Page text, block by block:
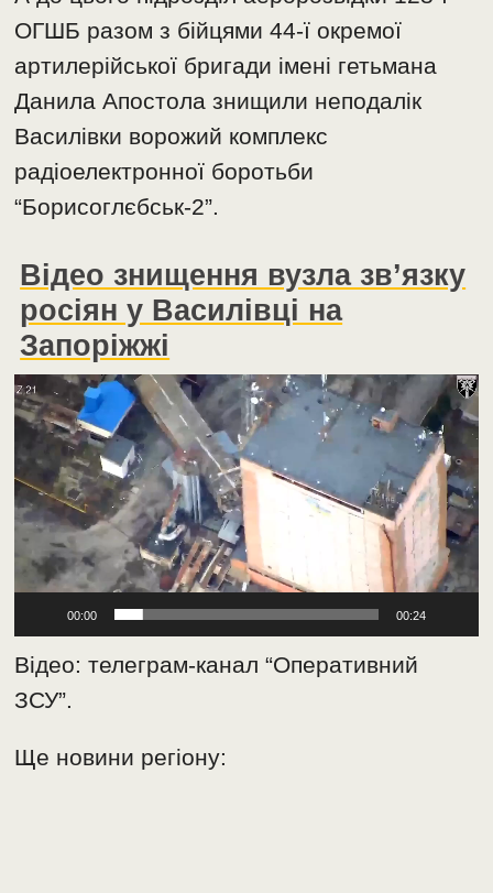
ОГШБ разом з бійцями 44-ї окремої
артилерійської бригади імені гетьмана
Данила Апостола знищили неподалік
Василівки ворожий комплекс
радіоелектронної боротьби
“Борисоглєбськ-2”.
Відео знищення вузла зв’язку
росіян у Василівці на
Запоріжжі
Відеопрогравач
00:00 00:24
Відео: телеграм-канал “Оперативний
ЗСУ”.
Ще новини регіону: